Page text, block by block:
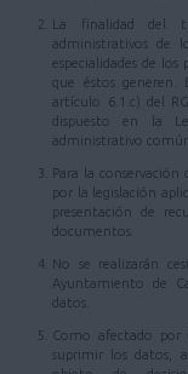
La finalidad del
administrativos de
especialidades de
que éstos generen.
artículo 6.1.c) del
dispuesto en la
administrativo
Para la conservación
por la legislación
presentación de
documentos.
No se realizarán
Ayuntamiento de
datos.
Como afectado
suprimir los datos,